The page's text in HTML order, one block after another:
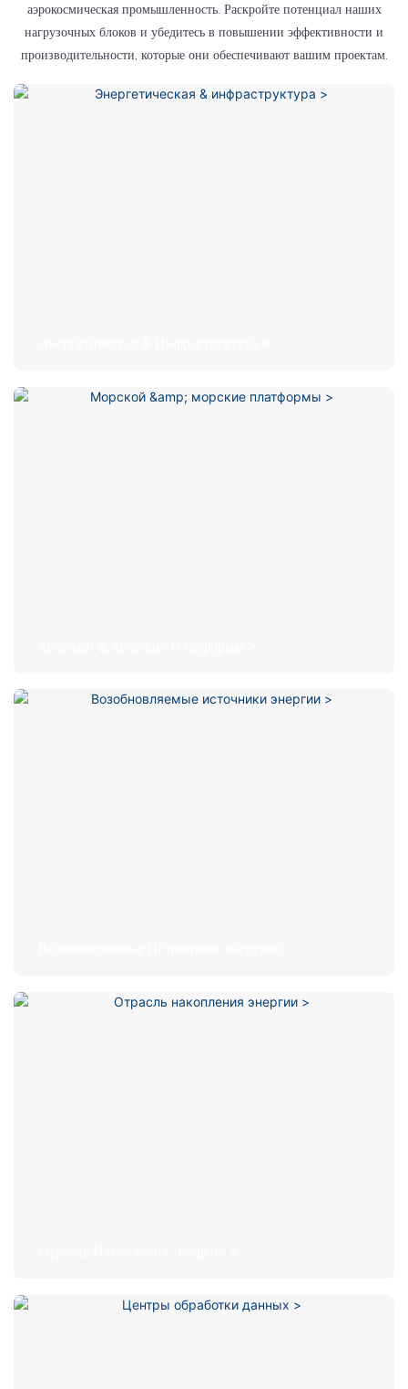
аэрокосмическая промышленность. Раскройте потенциал наших
нагрузочных блоков и убедитесь в повышении эффективности и
производительности, которые они обеспечивают вашим проектам.